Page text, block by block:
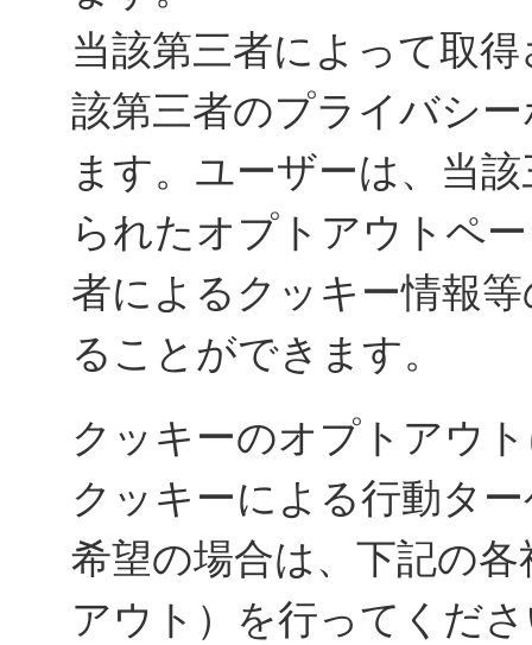
当該第三者によって取
該第三者のプライバシ
ます。ユーザーは、当
られたオプトアウトペ
者によるクッキー情報
ることができます。
クッキーのオプトアウ
クッキーによる行動タ
希望の場合は、下記の
アウト）を行ってくだ